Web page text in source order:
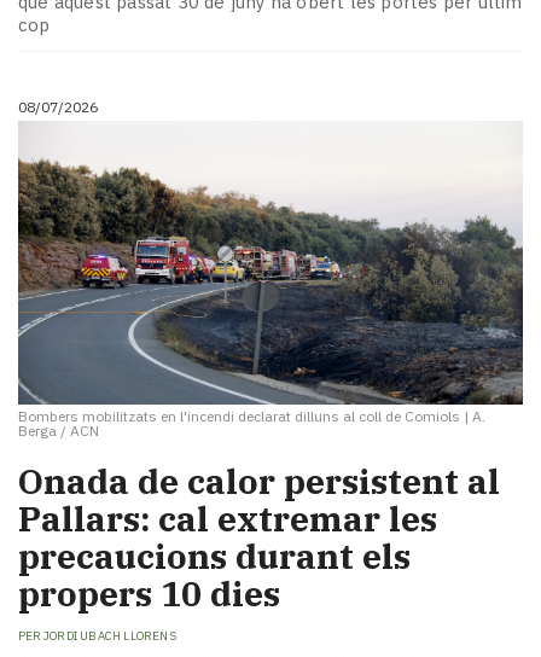
cop
08/07/2026
Bombers mobilitzats en l'incendi declarat dilluns al coll de Comiols | A.
Berga / ACN
Onada de calor persistent al
Pallars: cal extremar les
precaucions durant els
propers 10 dies
PER JORDI UBACH LLORENS